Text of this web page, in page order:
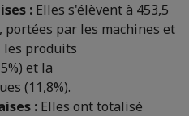
: Elles s'élèvent à 453,5
portées par les machines et
les produits
et la
(11,8%).
: Elles ont totalisé